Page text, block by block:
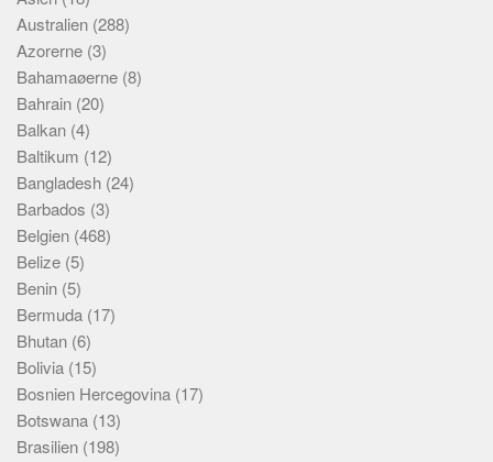
Australien (288)
Azorerne (3)
Bahamaøerne (8)
Bahrain (20)
Balkan (4)
Baltikum (12)
Bangladesh (24)
Barbados (3)
Belgien (468)
Belize (5)
Benin (5)
Bermuda (17)
Bhutan (6)
Bolivia (15)
Bosnien Hercegovina (17)
Botswana (13)
Brasilien (198)